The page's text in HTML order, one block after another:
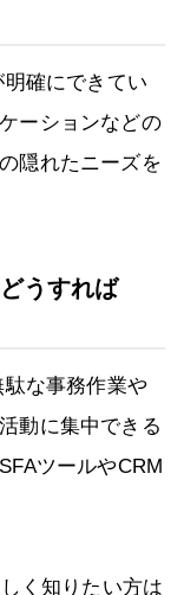
確にできてい
ーションなどの
隠れたニーズを
うすれば
な事務作業や
動に集中できる
ツールやCRM
く知りたい方は